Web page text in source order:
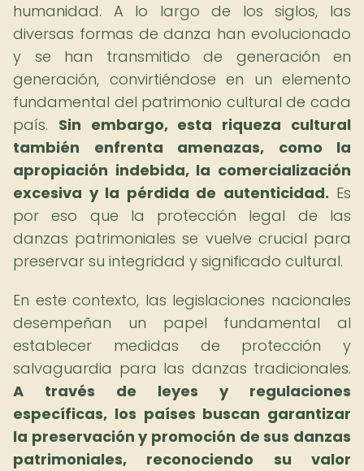
humanidad. A lo largo de los siglos, las
diversas formas de danza han evolucionado
y se han transmitido de generación en
generación, convirtiéndose en un elemento
fundamental del patrimonio cultural de cada
país. Sin embargo, esta riqueza cultural
también enfrenta amenazas, como la
apropiación indebida, la comercialización
excesiva y la pérdida de autenticidad. Es
por eso que la protección legal de las
danzas patrimoniales se vuelve crucial para
preservar su integridad y significado cultural.
En este contexto, las legislaciones nacionales
desempeñan un papel fundamental al
establecer medidas de protección y
salvaguardia para las danzas tradicionales.
A través de leyes y regulaciones
específicas, los países buscan garantizar
la preservación y promoción de sus danzas
patrimoniales, reconociendo su valor